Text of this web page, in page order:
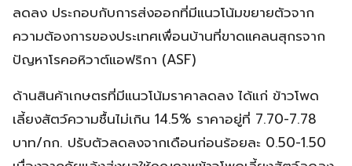
ลดลง ประกอบกับการส่งออกที่มีแนวโน้มขยายตัวจาก
ความต้องการของประเทศเพื่อนบ้านที่ขาดแคลนสุกรจาก
ปัญหาโรคอหิวาต์แอฟริกา (ASF)
ด้านสินค้าเกษตรที่มีแนวโน้มราคาลดลง ได้แก่ ข้าวโพด
เลี้ยงสัตว์ความชื้นไม่เกิน 14.5% ราคาอยู่ที่ 7.70-7.78
บาท/กก. ปรับตัวลดลงจากเดือนก่อนร้อยละ 0.50-1.50